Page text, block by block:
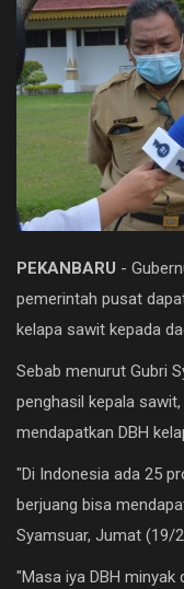
PENDIDIKAN
PERISTIWA
RIAU
Rokan hilir
SPORT
Hukrim
Politik
Galeri
Kontak
Login
Register
PEKANBARU -
pemerintah pusat
kelapa sawit kepada
Sebab menurut Gubri
penghasil kepala
mendapatkan DBH
"Di Indonesia ada 25
berjuang bisa
Syamsuar, Jumat (19/
"Masa iya DBH